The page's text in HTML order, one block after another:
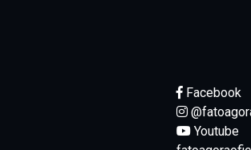
Facebook
Youtube